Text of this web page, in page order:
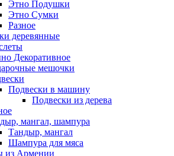
Этно Подушки
Этно Сумки
Разное
деревянные
Декоративное
мешочки
Подвески в машину
Подвески из дерева
мангал, шампура
Тандыр, мангал
Шампура для мяса
из Армении